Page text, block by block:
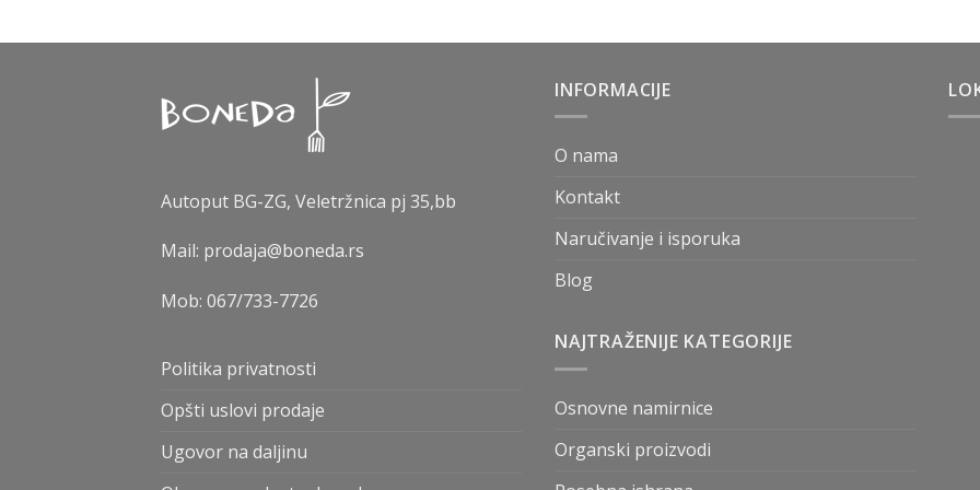
Autoput BG-ZG, Veletržnica pj 35,bb
Mail: prodaja@boneda.rs
Mob: 067/733-7726
Politika privatnosti
Opšti uslovi prodaje
Ugovor na daljinu
INFORMACIJE
O nama
Kontakt
Naručivanje i isporuka
Blog
NAJTRAŽENIJE KATEGORIJE
Osnovne namirnice
Organski proizvodi